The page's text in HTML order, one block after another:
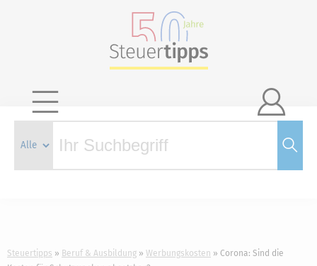

Steuertipps Beruf & Ausbildung Werbungskosten
Corona: Sind die